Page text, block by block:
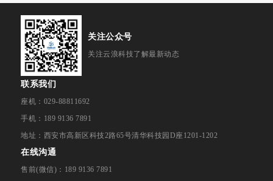
关注公众号
关注云浪科技了解最新动态
联系我们
座机：029-88811692
手机：189 9136 7891
地址：西安市高新区科技2路65号清华科技园D座1201-1202
在线沟通
售前(微信)：189 9136 7891